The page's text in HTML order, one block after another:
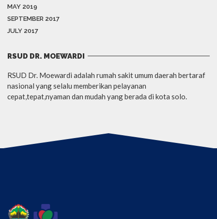
MAY 2019
SEPTEMBER 2017
JULY 2017
RSUD DR. MOEWARDI
RSUD Dr. Moewardi adalah rumah sakit umum daerah bertaraf
nasional yang selalu memberikan pelayanan
cepat,tepat,nyaman dan mudah yang berada di kota solo.